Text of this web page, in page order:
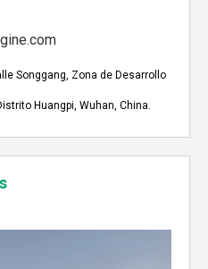
Songgang, Zona de Desarrollo
Huangpi, Wuhan, China.
Weyeah poder todo el